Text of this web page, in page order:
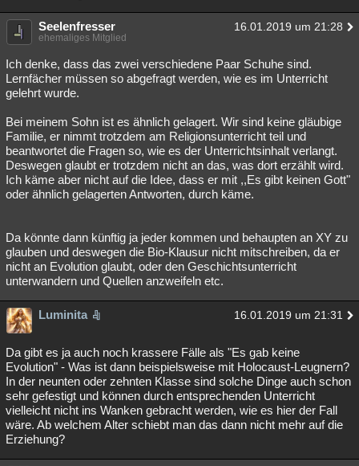
Seelenfresser 16.01.2019 um 21:28
ehemaliges Mitglied
Ich denke, dass das zwei verschiedene Paar Schuhe sind.
Lernfächer müssen so abgefragt werden, wie es im Unterricht
gelehrt wurde.
Bei meinem Sohn ist es ähnlich gelagert. Wir sind keine gläubige
Familie, er nimmt trotzdem am Religionsunterricht teil und
beantwortet die Fragen so, wie es der Unterrichtsinhalt verlangt.
Deswegen glaubt er trotzdem nicht an das, was dort erzählt wird.
Ich käme aber nicht auf die Idee, dass er mit ,,Es gibt keinen Gott"
oder ähnlich gelagerten Antworten, durch käme.
Da könnte dann künftig ja jeder kommen und behaupten an XY zu
glauben und deswegen die Bio-Klausur nicht mitschreiben, da er
nicht an Evolution glaubt, oder den Geschichtsunterricht
unterwandern und Quellen anzweifeln etc.
Luminita 16.01.2019 um 21:31
Da gibt es ja auch noch krassere Fälle als "Es gab keine
Evolution" - Was ist dann beispielsweise mit Holocaust-Leugnern?
In der neunten oder zehnten Klasse sind solche Dinge auch schon
sehr gefestigt und können durch entsprechenden Unterricht
vielleicht nicht ins Wanken gebracht werden, wie es hier der Fall
wäre. Ab welchem Alter schiebt man das dann nicht mehr auf die
Erziehung?